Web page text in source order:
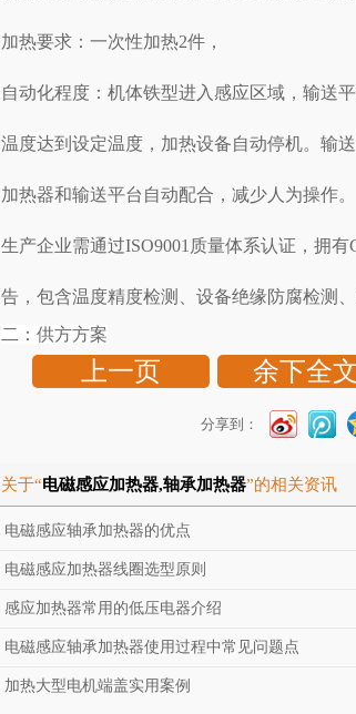
加热要求：一次性加热2件，
自动化程度：机体铁型进入感应区域，输送
温度达到设定温度，加热设备自动停机。输
加热器和输送平台自动配合，减少人为操作。
生产企业需通过ISO9001质量体系认证，拥
告，包含温度精度检测、设备绝缘防腐检测
二：供方方案
上一页 余下全
分享到：
关于“电磁感应加热器,轴承加热器”的相关资讯
电磁感应轴承加热器的优点
电磁感应加热器线圈选型原则
感应加热器常用的低压电器介绍
电磁感应轴承加热器使用过程中常见问题点
加热大型电机端盖实用案例